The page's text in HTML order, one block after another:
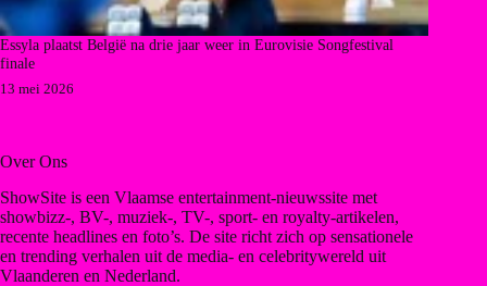
Essyla plaatst België na drie jaar weer in Eurovisie Songfestival
finale
13 mei 2026
Over Ons
ShowSite is een Vlaamse entertainment-nieuwssite met
showbizz-, BV-, muziek-, TV-, sport- en royalty-artikelen,
recente headlines en foto’s. De site richt zich op sensationele
en trending verhalen uit de media- en celebritywereld uit
Vlaanderen en Nederland.